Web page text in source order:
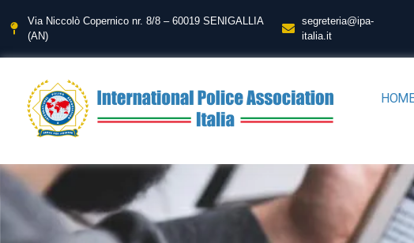
Via Niccolò Copernico nr. 8/8 – 60019 SENIGALLIA
(AN)
segreteria@ipa-
italia.it